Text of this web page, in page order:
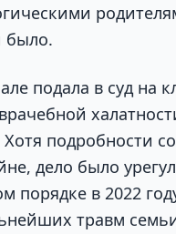
было.
подала в суд на
подробности
дело было
порядке в 2022
травм